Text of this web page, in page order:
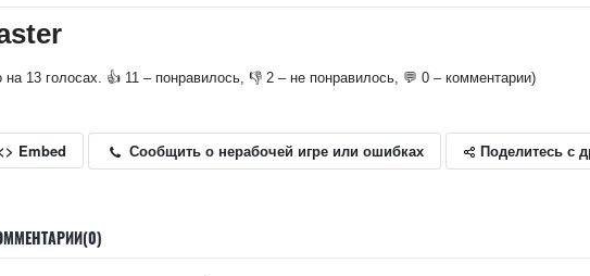
на 13 голосах. 👍 11 – понравилось, 👎 2 – не понравилось, 💬 0 – комментарии)
Embed Сообщить о нерабочей игре или ошибках Поделитесь с